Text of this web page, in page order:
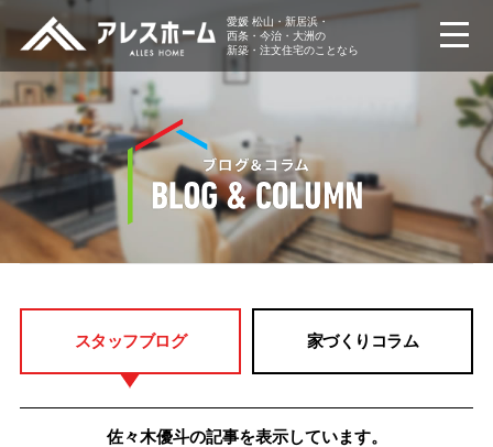
愛媛 松山・新居浜・
西条・今治・大洲の
新築・注文住宅のことなら
スタッフブログ 家づくりコラム
佐々木優斗の記事を表示しています。